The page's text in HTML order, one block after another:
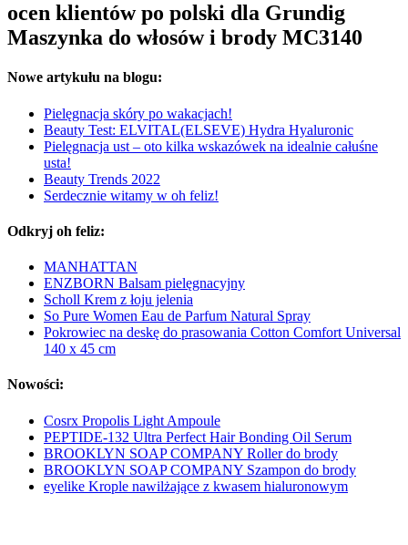
ocen klientów po polski dla Grundig
Maszynka do włosów i brody MC3140
Nowe artykułu na blogu:
Pielęgnacja skóry po wakacjach!
Beauty Test: ELVITAL(ELSEVE) Hydra Hyaluronic
Pielęgnacja ust – oto kilka wskazówek na idealnie całuśne
usta!
Beauty Trends 2022
Serdecznie witamy w oh feliz!
Odkryj oh feliz:
MANHATTAN
ENZBORN Balsam pielęgnacyjny
Scholl Krem z łoju jelenia
So Pure Women Eau de Parfum Natural Spray
Pokrowiec na deskę do prasowania Cotton Comfort Universal
140 x 45 cm
Nowości:
Cosrx Propolis Light Ampoule
PEPTIDE-132 Ultra Perfect Hair Bonding Oil Serum
BROOKLYN SOAP COMPANY Roller do brody
BROOKLYN SOAP COMPANY Szampon do brody
eyelike Krople nawilżające z kwasem hialuronowym